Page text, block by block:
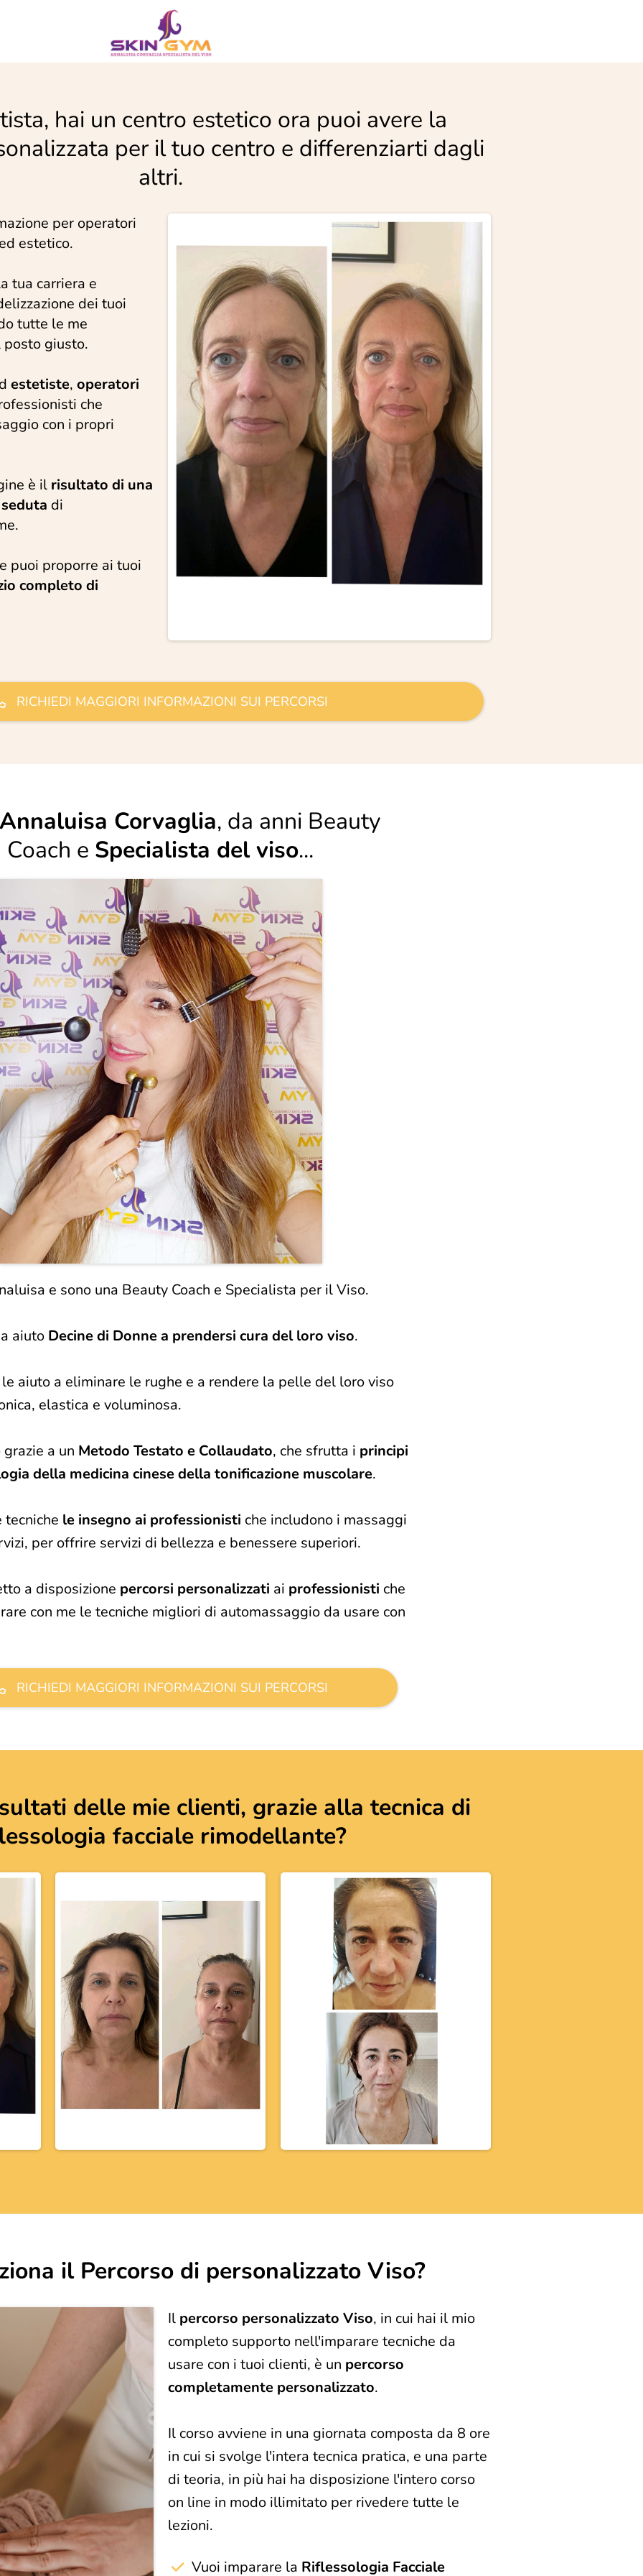
hai un centro estetico ora puoi avere la
per il tuo centro e differenziarti dagli
altri.
per operatori
estetico.
tua carriera e
dei tuoi
tutte le me
giusto.
estetiste, operatori
che
con i propri
è il risultato di una
di
puoi proporre ai tuoi
completo di
RICHIEDI MAGGIORI INFORMAZIONI SUI PERCORSI
Annaluisa Corvaglia, da anni Beauty
Coach e Specialista del viso...
e sono una Beauty Coach e Specialista per il Viso.
aiuto Decine di Donne a prendersi cura del loro viso.
aiuto a eliminare le rughe e a rendere la pelle del loro viso
elastica e voluminosa.
a un Metodo Testato e Collaudato, che sfrutta i principi
della medicina cinese della tonificazione muscolare.
tecniche le insegno ai professionisti che includono i massaggi
per offrire servizi di bellezza e benessere superiori.
a disposizione percorsi personalizzati ai professionisti che
con me le tecniche migliori di automassaggio da usare con
RICHIEDI MAGGIORI INFORMAZIONI SUI PERCORSI
delle mie clienti, grazie alla tecnica di
facciale rimodellante?
il Percorso di personalizzato Viso?
Il percorso personalizzato Viso, in cui hai il mio
completo supporto nell'imparare tecniche da
usare con i tuoi clienti, è un percorso
completamente personalizzato.
Il corso avviene in una giornata composta da 8 ore
in cui si svolge l'intera tecnica pratica, e una parte
di teoria, in più hai ha disposizione l'intero corso
on line in modo illimitato per rivedere tutte le
lezioni.
Vuoi imparare la Riflessologia Facciale